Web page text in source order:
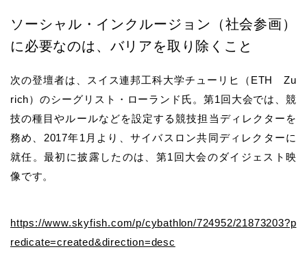
ソーシャル・インクルージョン（社会参画）
に必要なのは、 バリアを取り除くこと
次の登壇者は、スイス連邦工科大学チューリヒ（ETH Zu
rich）のシーグリスト・ローランド氏。第1回大会では、競
技の種目やルールなどを設定する競技担当ディレクターを
務め、2017年1月より、サイバスロン共同ディレクターに
就任。最初に披露したのは、第1回大会のダイジェスト映
像です。
https://www.skyfish.com/p/cybathlon/724952/21873203?p
redicate=created&direction=desc